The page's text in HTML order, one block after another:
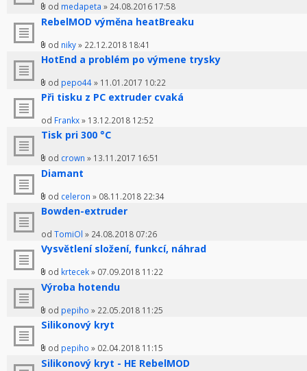
od medapeta » 24.08.2016 17:58
RebelMOD výměna heatBreaku
od niky» 22.12.2018 18:41
HotEnd a problém po výmene trysky
od pepo44» 11.01.2017 10:22
Při tisku z PC extruder cvaká
od Frankx» 13.12.2018 12:52
Tisk pri 300 °C
od crown » 13.11.2017 16:51
Diamant
od celeron » 08.11.2018 22:34
Bowden-extruder
od TomiOl » 24.08.2018 07:26
Vysvětlení složení, funkcí, náhrad
od krtecek» 07.09.2018 11:22
Výroba hotendu
od pepiho » 22.05.2018 11:25
Silikonový kryt
od pepiho » 02.04.2018 11:15
Silikonový kryt - HE RebelMOD